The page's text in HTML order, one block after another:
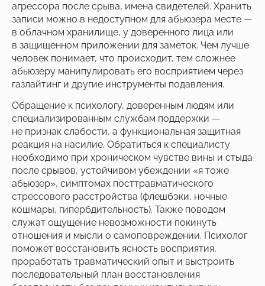
агрессора после срыва, имена свидетелей. Хранить
записи можно в недоступном для абьюзера месте —
в облачном хранилище, у доверенного лица или
в защищенном приложении для заметок. Чем лучше
человек понимает, что происходит, тем сложнее
абьюзеру манипулировать его восприятием через
газлайтинг и другие инструменты подавления.
Обращение к психологу, доверенным людям или
специализированным службам поддержки —
не признак слабости, а функциональная защитная
реакция на насилие. Обратиться к специалисту
необходимо при хроническом чувстве вины и стыда
после срывов, устойчивом убеждении «я тоже
абьюзер», симптомах посттравматического
стрессового расстройства (флешбэки, ночные
кошмары, гипербдительность). Также поводом
служат ощущение невозможности покинуть
отношения и мысли о самоповреждении. Психолог
поможет восстановить ясность восприятия,
проработать травматический опыт и выстроить
последовательный план восстановления